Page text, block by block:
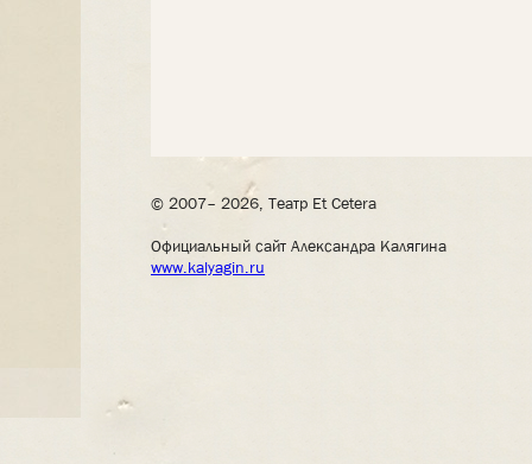
© 2007– 2026, Театр Et Cetera
Официальный сайт Александра Калягина
www.kalyagin.ru